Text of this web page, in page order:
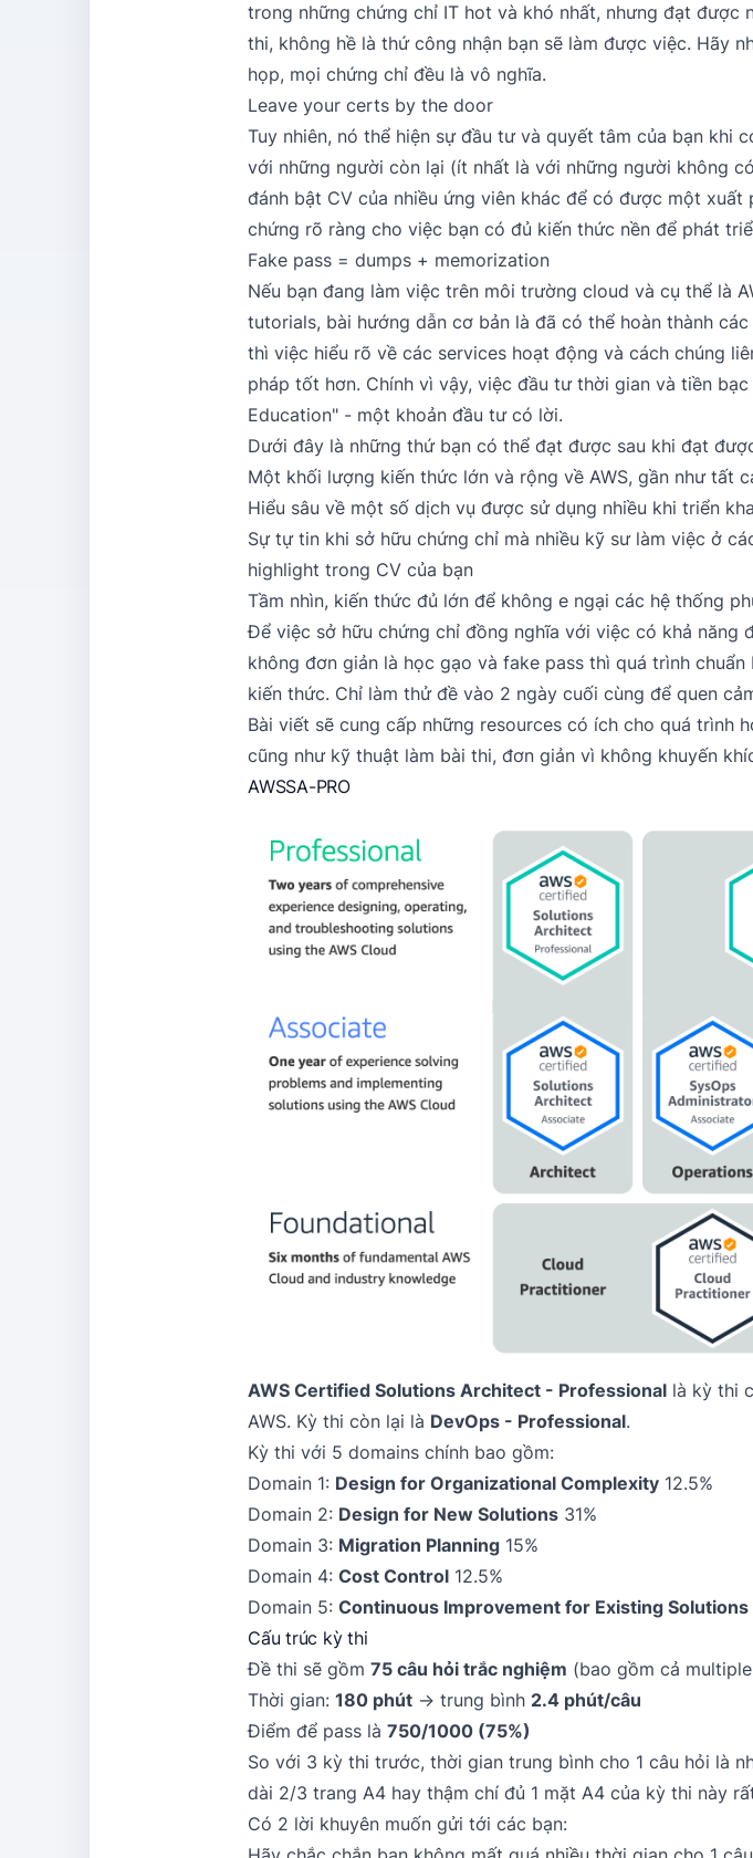
trong những chứng chỉ IT hot và khó nhất, nhưng đạt được
thi, không hề là thứ công nhận bạn sẽ làm được việc. Hãy
họp, mọi chứng chỉ đều là vô nghĩa.
Leave your certs by the door
Tuy nhiên, nó thể hiện sự đầu tư và quyết tâm của bạn
với những người còn lại (ít nhất là với những người không
đánh bật CV của nhiều ứng viên khác để có được một
chứng rõ ràng cho việc bạn có đủ kiến thức nền để phát
Fake pass = dumps + memorization
Nếu bạn đang làm việc trên môi trường cloud và cụ thể là
tutorials, bài hướng dẫn cơ bản là đã có thể hoàn thành
thì việc hiểu rõ về các services hoạt động và cách chúng
pháp tốt hơn. Chính vì vậy, việc đầu tư thời gian và tiền
Education" - một khoản đầu tư có lời.
Dưới đây là những thứ bạn có thể đạt được sau khi đạt
Một khối lượng kiến thức lớn và rộng về AWS, gần như tất
Hiểu sâu về một số dịch vụ được sử dụng nhiều khi triển
Sự tự tin khi sở hữu chứng chỉ mà nhiều kỹ sư làm việc ở
highlight trong CV của bạn
Tầm nhìn, kiến thức đủ lớn để không e ngại các hệ thống
Để việc sở hữu chứng chỉ đồng nghĩa với việc có khả năng
không đơn giản là học gạo và fake pass thì quá trình
kiến thức. Chỉ làm thử đề vào 2 ngày cuối cùng để quen
Bài viết sẽ cung cấp những resources có ích cho quá trình
cũng như kỹ thuật làm bài thi, đơn giản vì không khuyến
AWSSA-PRO
AWS Certified Solutions Architect - Professional là kỳ thi
AWS. Kỳ thi còn lại là DevOps - Professional.
Kỳ thi với 5 domains chính bao gồm:
Domain 1: Design for Organizational Complexity 12.5%
Domain 2: Design for New Solutions 31%
Domain 3: Migration Planning 15%
Domain 4: Cost Control 12.5%
Domain 5: Continuous Improvement for Existing Solutions
Cấu trúc kỳ thi
Đề thi sẽ gồm 75 câu hỏi trắc nghiệm (bao gồm cả
Thời gian: 180 phút → trung bình 2.4 phút/câu
Điểm để pass là 750/1000 (75%)
So với 3 kỳ thi trước, thời gian trung bình cho 1 câu hỏi là
dài 2/3 trang A4 hay thậm chí đủ 1 mặt A4 của kỳ thi này
Có 2 lời khuyên muốn gửi tới các bạn: